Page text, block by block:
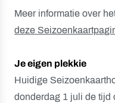
Meer informatie over
deze
Je eigen plekkie
Huidige
donderdag 1 juli de tijd